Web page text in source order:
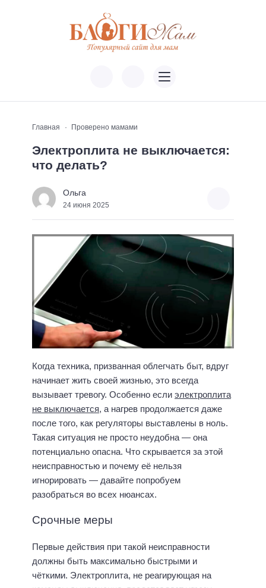
Главная Проверено мамами
Электроплита не выключается:
что делать?
Ольга
24 июня 2025
Когда техника, призванная облегчать быт, вдруг
начинает жить своей жизнью, это всегда
вызывает тревогу. Особенно если электроплита
не выключается, а нагрев продолжается даже
после того, как регуляторы выставлены в ноль.
Такая ситуация не просто неудобна — она
потенциально опасна. Что скрывается за этой
неисправностью и почему её нельзя
игнорировать — давайте попробуем
разобраться во всех нюансах.
Срочные меры
Первые действия при такой неисправности
должны быть максимально быстрыми и
чёткими. Электроплита, не реагирующая на